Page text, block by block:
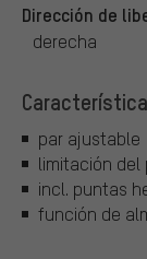
Dirección de
derecha
par ajustable
limitación del
incl. puntas
función de